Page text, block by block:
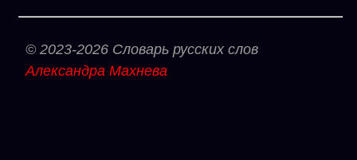
© 2023-2026 Словарь русских слов
Александра Махнева